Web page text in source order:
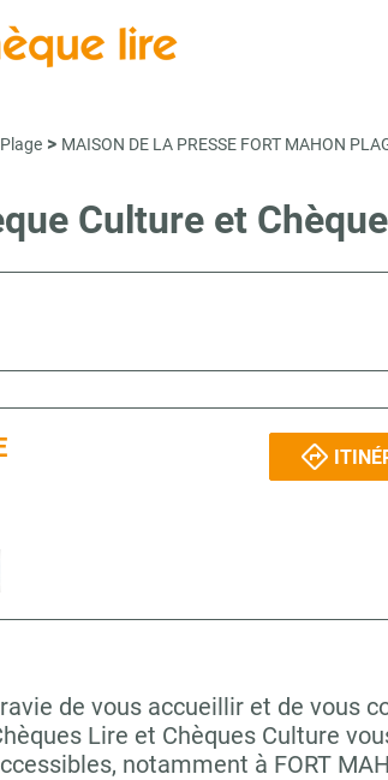
> MAISON DE LA PRESSE FORT MAHON
Culture et
ravie de vous accueillir et de
Lire et Chèques Culture
notamment à FORT